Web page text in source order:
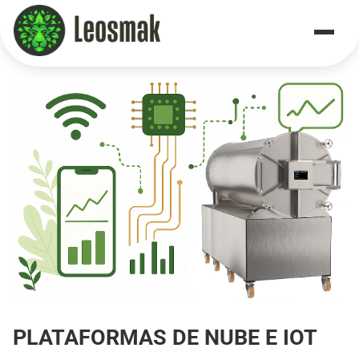
Home /
Iot Features
PLATAFORMAS DE NUBE E IOT